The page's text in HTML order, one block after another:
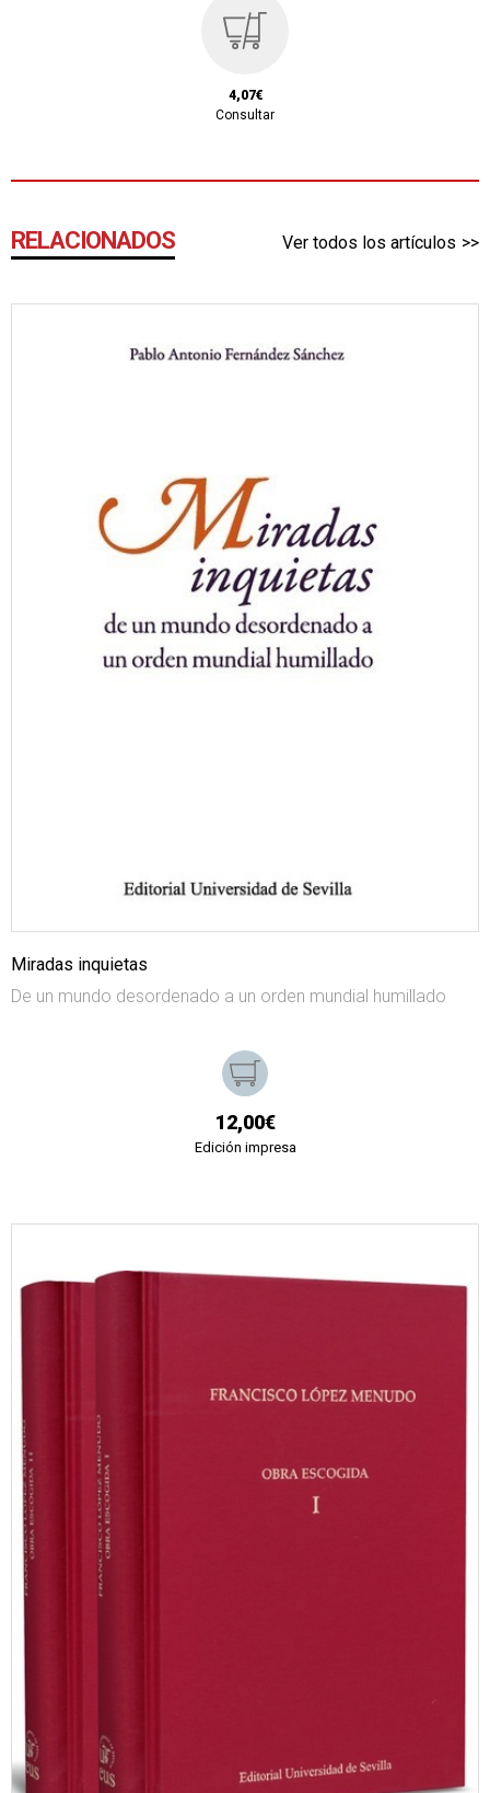
4,07€
Consultar
RELACIONADOS Ver todos los artículos
Miradas inquietas
De un mundo desordenado a un orden mundial humillado
12,00€
Edición impresa